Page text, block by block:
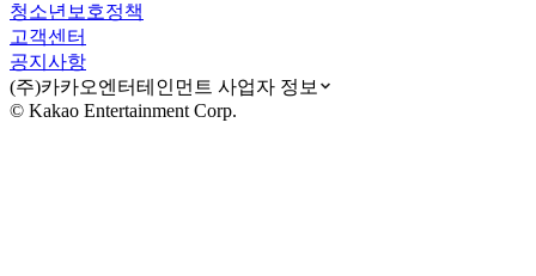
청소년보호정책
고객센터
공지사항
(주)카카오엔터테인먼트 사업자 정보
© Kakao Entertainment Corp.